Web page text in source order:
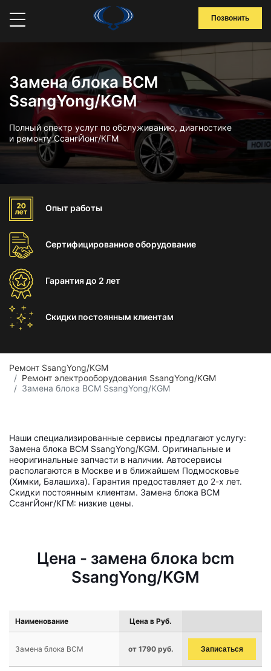
Позвонить
Замена блока BCM
SsangYong/KGM
Полный спектр услуг по обслуживанию, диагностике
и ремонту СсангЙонг/КГМ
Опыт работы
Сертифицированноеоборудование
Гарантиядо 2 лет
Скидки постоянным клиентам
Ремонт SsangYong/KGM
Ремонт электрооборудования SsangYong/KGM
Замена блока BCM SsangYong/KGM
Наши специализированные сервисы предлагают услугу:
Замена блока BCM SsangYong/KGM. Оригинальные и
неоригинальные запчасти в наличии. Автосервисы
располагаются в Москве и в ближайшем Подмосковье
(Химки, Балашиха). Гарантия предоставляет до 2-х лет.
Скидки постоянным клиентам. Замена блока BCM
СсангЙонг/КГМ: низкие цены.
Цена - замена блока bcm
SsangYong/KGM
Наименование Цена в Руб.
Замена блока BCM от 1790 руб. Записаться